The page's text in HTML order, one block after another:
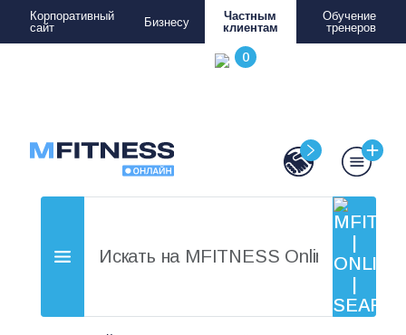
Корпоративный
сайт
Бизнесу
Частным
клиентам
Обучение
тренеров